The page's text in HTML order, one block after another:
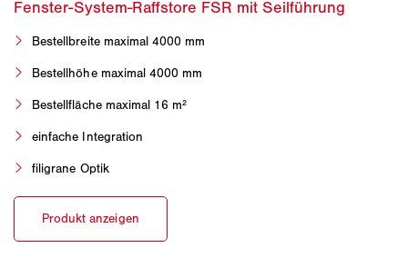
Bestellbreite maximal 4000 mm
Bestellhöhe maximal 4000 mm
Bestellfläche maximal 16 m²
einfache Integration
filigrane Optik